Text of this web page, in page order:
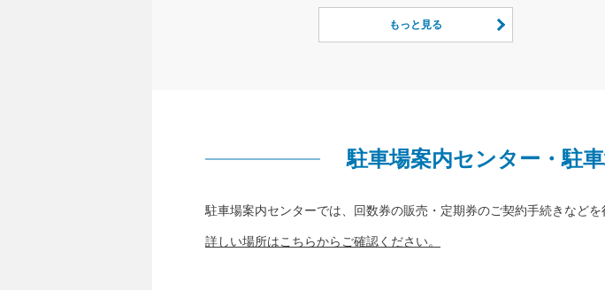
もっと見る
駐車場案内センター・駐
駐車場案内センターでは、回数券の販売・定期券のご契約手続きなどを
詳しい場所はこちらからご確認ください。